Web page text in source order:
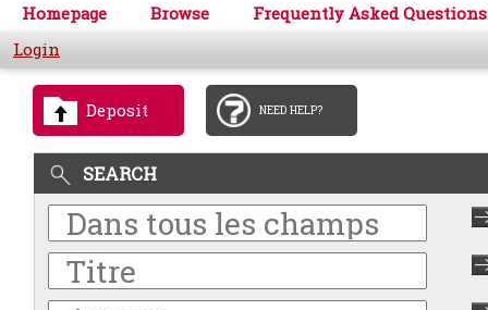
Homepage Browse
Frequently Asked Questions
Login
Deposit NEED HELP?
SEARCH